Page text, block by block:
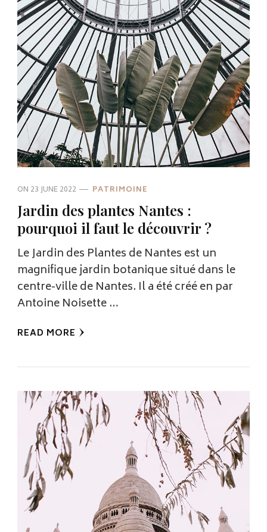
ON 23 JUNE 2022 PATRIMOINE
Jardin des plantes Nantes :
pourquoi il faut le découvrir ?
Le Jardin des Plantes de Nantes est un
magnifique jardin botanique situé dans le
centre-ville de Nantes. Il a été créé en par
Antoine Noisette …
READ MORE